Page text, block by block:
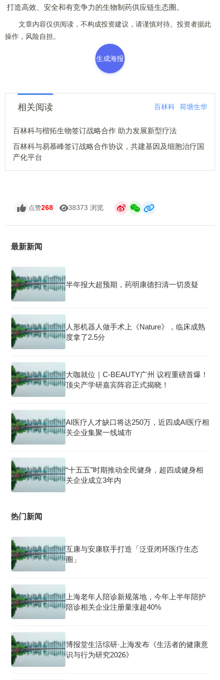
打造高效、安全和有竞争力的生物制药供应链生态圈。
文章内容仅供阅读，不构成投资建议，请谨慎对待。投资者据此
操作，风险自担。
生成海报
相关阅读 百林科 荷塘生华
百林科与楷拓生物签订战略合作 助力发展新型疗法
百林科与易慕峰签订战略合作协议，共建基因及细胞治疗国
产化平台
点赞268 38373 浏览
最新新闻
半年报大超预期，药明康德扫清一切质疑
人形机器人做手术上《Nature》，临床成熟
度拿了2.5分
大咖就位｜C-BEAUTY广州 议程重磅首爆！
顶尖产学研嘉宾阵容正式揭晓！
AI医疗人才缺口将达250万，近四成AI医疗相
关企业集聚一线城市
“十五五”时期推动全民健身，超四成健身相
关企业成立3年内
热门新闻
互康与安康联手打造「泛亚闭环医疗生态
圈」
上海老年人陪诊新规落地，今年上半年陪护
陪诊相关企业注册量涨超40%
博报堂生活综研·上海发布《生活者的健康意
识与行为研究2026》